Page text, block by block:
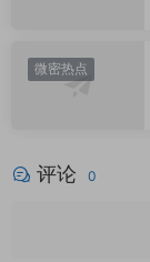
微密热点
评论 0